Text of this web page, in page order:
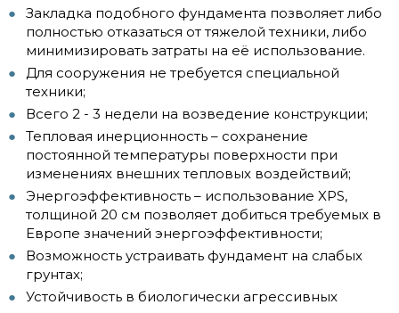
Закладка подобного фундамента позволяет либо
полностью отказаться от тяжелой техники, либо
минимизировать затраты на её использование.
Для сооружения не требуется специальной
техники;
Всего 2 - 3 недели на возведение конструкции;
Тепловая инерционность – сохранение
постоянной температуры поверхности при
изменениях внешних тепловых воздействий;
Энергоэффективность – использование XPS,
толщиной 20 см позволяет добиться требуемых в
Европе значений энергоэффективности;
Возможность устраивать фундамент на слабых
грунтах;
Устойчивость в биологически агрессивных